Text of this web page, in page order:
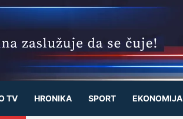
TV HRONIKA SPORT EKONOMIJA